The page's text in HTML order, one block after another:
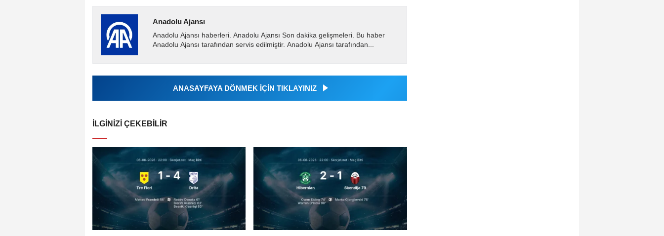
Anadolu Ajansı
Anadolu Ajansı haberleri. Anadolu Ajansı Son dakika gelişmeleri. Bu haber
Anadolu Ajansı tarafından servis edilmiştir. Anadolu Ajansı tarafından...
ANASAYFAYA DÖNMEK İÇİN TIKLAYINIZ
İLGINIZI ÇEKEBILIR